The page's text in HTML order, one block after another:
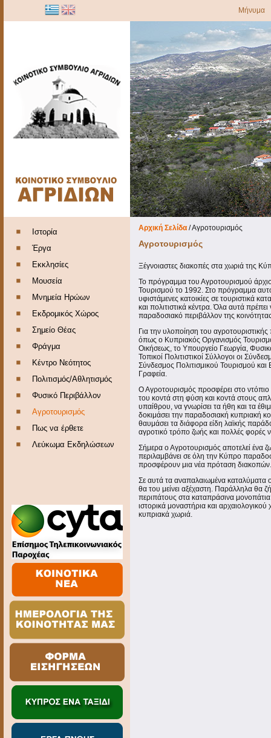
Μήνυμα
Ιστορία
Έργα
Εκκλησίες
Μουσεία
Μνημεία Ηρώων
Εκδρομικός Χώρος
Σημείο Θέας
Φράγμα
Κέντρο Νεότητος
Πολιτισμός/Αθλητισμός
Φυσικό Περιβάλλον
Αγροτουρισμός
Πως να έρθετε
Λεύκωμα Εκδηλώσεων
Αρχική Σελίδα /Αγροτουρισμός
Αγροτουρισμός
Ξέγνοιαστες διακοπές στα χωριά της
Το πρόγραμμα του Αγροτουρισμού
Τουρισμού το 1992. Στο πρόγραμμα
υφιστάμενες κατοικίες σε τουριστικά
και πολιτιστικά κέντρα. Όλα αυτά
παραδοσιακό περιβάλλον της
Για την υλοποίηση του αγροτουριστικής
όπως ο Κυπριακός Οργανισμός
Οικήσεως, το Υπουργείο Γεωργία,
Τοπικοί Πολιτιστικοί Σύλλογοι οι
Σύνδεσμος Πολιτισμικού Τουρισμού και
Γραφεία.
Ο Αγροτουρισμός προσφέρει στο ντόπιο
του κοντά στη φύση και κοντά στους
υπαίθρου, να γνωρίσει τα ήθη και τα
δοκιμάσει την παραδοσιακή κυπριακή
θαυμάσει τα διάφορα είδη λαϊκής
αγροτικό τρόπο ζωής και πολλές φορές
Σήμερα ο Αγροτουρισμός αποτελεί ένα
περιλαμβάνει σε όλη την Κύπρο
προσφέρουν μια νέα πρόταση διακοπών.
Σε αυτά τα αναπαλαιωμένα καταλύματα
θα του μείνει αξέχαστη. Παράλληλα θα
περιπάτους στα καταπράσινα
ιστορικά μοναστήρια και
κυπριακά χωριά.